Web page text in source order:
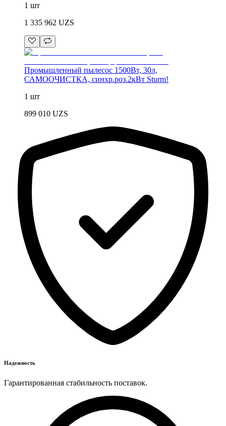
1 шт
1 335 962 UZS
Промышленный пылесос 1500Вт, 30л,
САМООЧИСТКА, синхр.роз.2кВт Sturm!
1 шт
899 010 UZS
Надежность
Гарантированная стабильность поставок.